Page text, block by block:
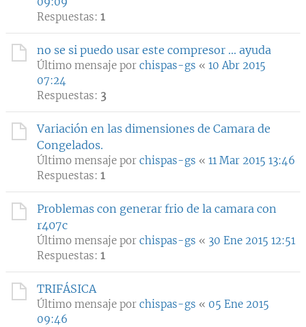
Respuestas: 1
no se si puedo usar este compresor ... ayuda
Último mensaje por chispas-gs « 10 Abr 2015
07:24
Respuestas: 3
Variación en las dimensiones de Camara de
Congelados.
Último mensaje por chispas-gs « 11 Mar 2015 13:46
Respuestas: 1
Problemas con generar frio de la camara con
r407c
Último mensaje por chispas-gs « 30 Ene 2015 12:51
Respuestas: 1
TRIFÁSICA
Último mensaje por chispas-gs « 05 Ene 2015
09:46